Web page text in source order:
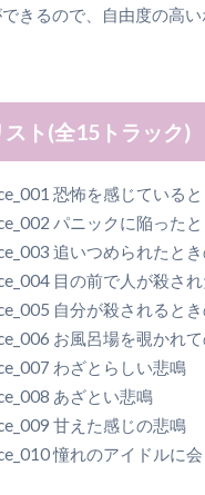
きるので、自由度の高
スト(全15トラック)
恐怖を感じている
パニックに陥った
追いつめられたと
目の前で人が殺さ
自分が殺されると
お風呂場を覗かれ
わざとらしい悲鳴
あざとい悲鳴
甘えた感じの悲鳴
憧れのアイドルに